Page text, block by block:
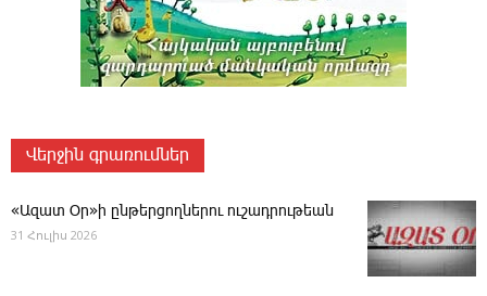
Վերջին գրառումներ
«Ազատ Օր»ի ընթերցողներու ուշադրութեան
31 Հուլիս 2026